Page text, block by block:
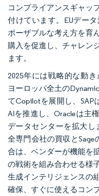
コンプライアンスギャッ
付けています。EUデー
ポーザブルな考え方を育
購入を促進し、チャレン
ます。
2025年には戦略的な動
ヨーロッパ全土の
てCopilotを展開し、SAP
AIを推進し、Oracleは主
データセンターを拡大し
全専門会社の買収とSage
合は、ベンダーが機能を
の戦術を組み合わせる様
生成インテリジェンスの
確保、すぐに使えるコン